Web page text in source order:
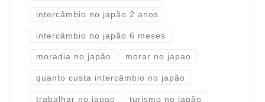
intercâmbio no japão 2 anos
intercâmbio no japão 6 meses
moradia no japão morar no japao
quanto custa intercâmbio no japão
trabalhar no japao turismo no japão